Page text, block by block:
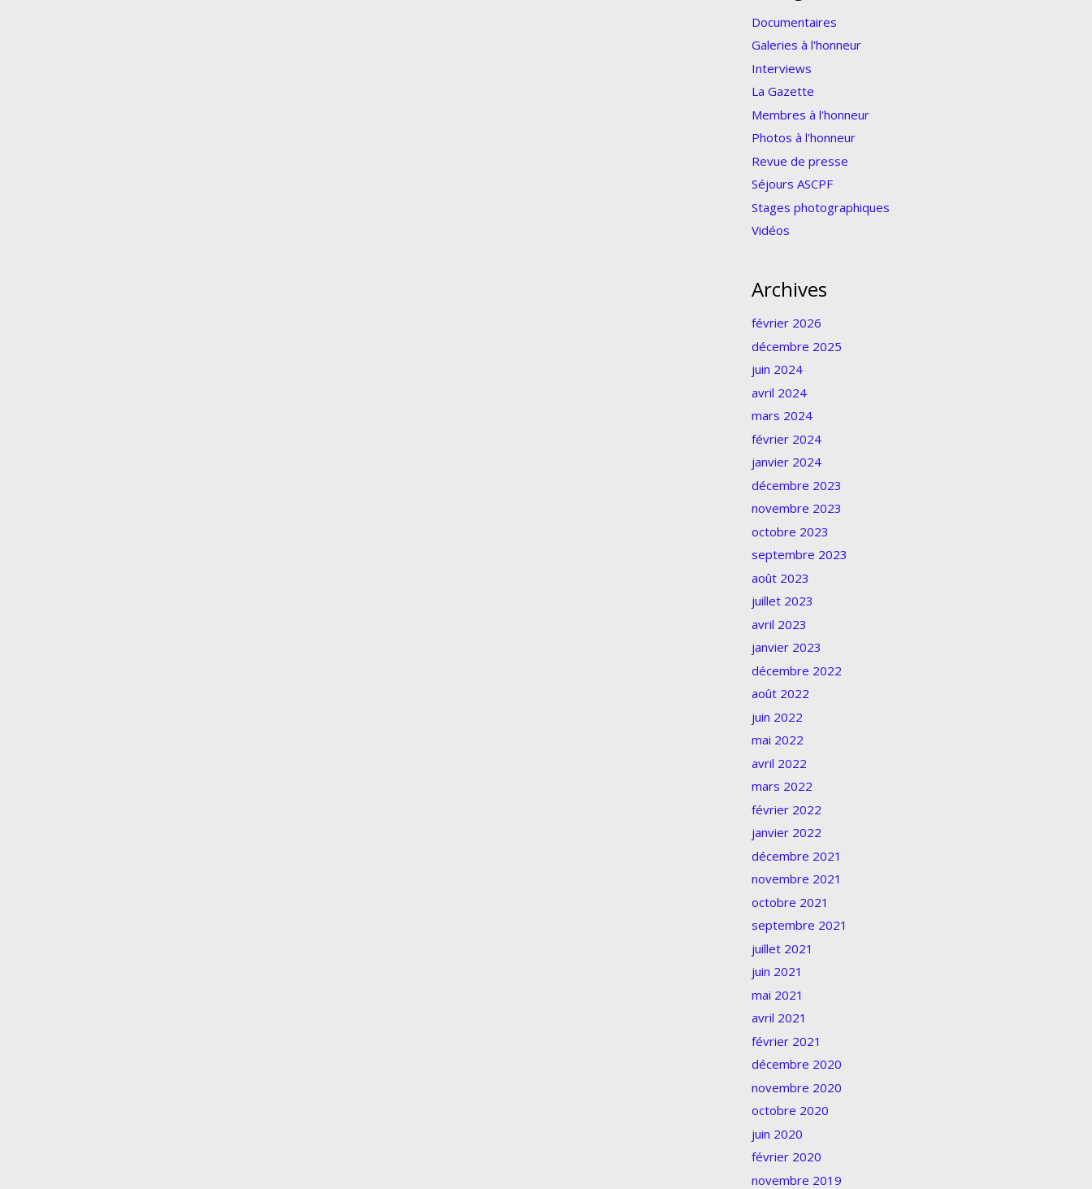
Documentaires
Galeries à l'honneur
Interviews
La Gazette
Membres à l'honneur
Photos à l'honneur
Revue de presse
Séjours ASCPF
Stages photographiques
Vidéos
Archives
février 2026
décembre 2025
juin 2024
avril 2024
mars 2024
février 2024
janvier 2024
décembre 2023
novembre 2023
octobre 2023
septembre 2023
août 2023
juillet 2023
avril 2023
janvier 2023
décembre 2022
août 2022
juin 2022
mai 2022
avril 2022
mars 2022
février 2022
janvier 2022
décembre 2021
novembre 2021
octobre 2021
septembre 2021
juillet 2021
juin 2021
mai 2021
avril 2021
février 2021
décembre 2020
novembre 2020
octobre 2020
juin 2020
février 2020
novembre 2019